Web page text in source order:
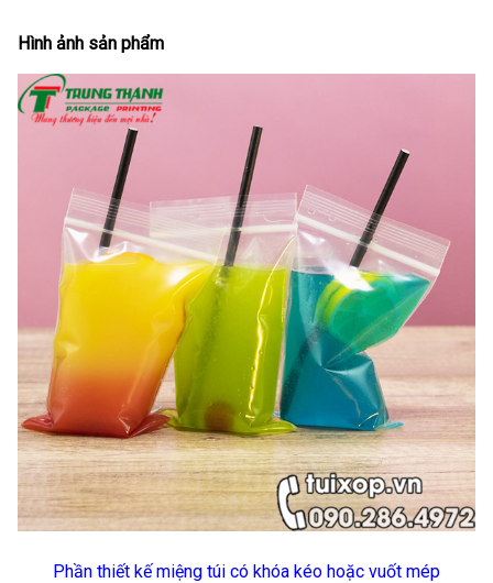
Hình ảnh sản phẩm
Phần thiết kế miệng túi có khóa kéo hoặc vuốt mép